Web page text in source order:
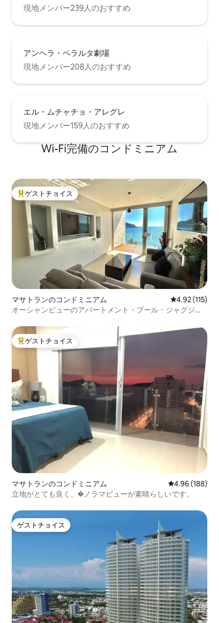
現地メンバー239人のおすすめ
アンヘラ・ペラルタ劇場
現地メンバー208人のおすすめ
エル・ムチャチョ・アレグレ
現地メンバー159人のおすすめ
Wi-Fi完備のコンドミニアム
大好評のゲストチョイスです。
ゲストチョイス
マサトランのコンドミニアム レビュー115
4.92 (115)
オーシャンビューのアパートメント・プール・ジャグジ
大好評のゲストチョイスです。
ゲストチョイス
マサトランのコンドミニアム レビュー188
4.96 (188)
立地がとても良く、�ノラマビューが素晴らしいです。
ゲストチョイス
ゲストチョイス